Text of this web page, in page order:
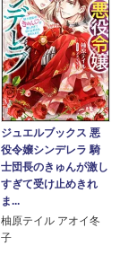
ジュエルブックス 悪
役令嬢シンデレラ 騎
士団長のきゅんが激し
すぎて受け止めきれ
ま...
柚原テイル アオイ冬
子